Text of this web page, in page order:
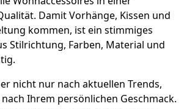
Damit Vorhänge, Kissen und
kommen, ist ein stimmiges
Stilrichtung, Farben, Material und
nicht nur nach aktuellen Trends,
Ihrem persönlichen Geschmack.